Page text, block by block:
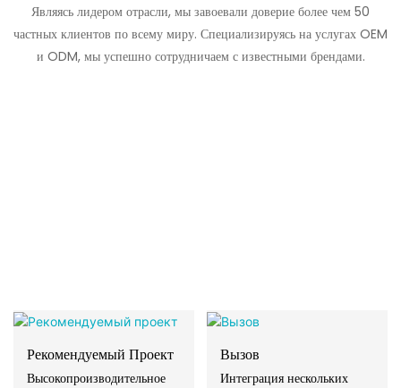
Являясь лидером отрасли, мы завоевали доверие более чем 50
частных клиентов по всему миру. Специализируясь на услугах OEM
и ODM, мы успешно сотрудничаем с известными брендами.
Рекомендуемый Проект
Высокопроизводительное
Вызов
Интеграция нескольких